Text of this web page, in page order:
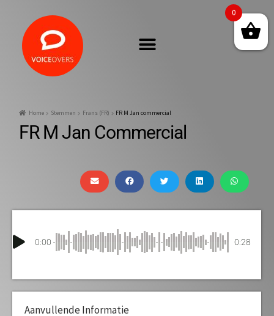
Home Stemmen Frans (FR) FR M Jan commercial
FR M Jan Commercial
0:00 0:28
Aanvullende Informatie
0